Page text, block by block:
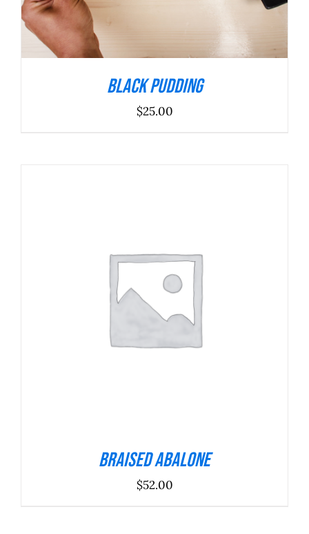
Black Pudding
$25.00
ADICIONAR DETALHES
Braised Abalone
$52.00